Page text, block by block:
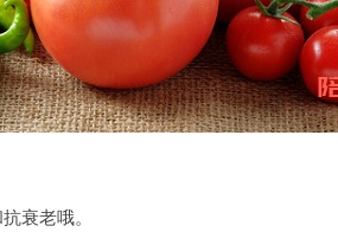
衰老哦。